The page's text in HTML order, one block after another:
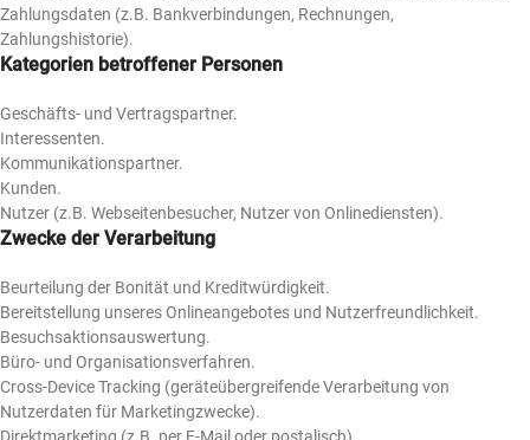
Zahlungsdaten (z.B. Bankverbindungen, Rechnungen,
Zahlungshistorie).
Kategorien betroffener Personen
Geschäfts- und Vertragspartner.
Interessenten.
Kommunikationspartner.
Kunden.
Nutzer (z.B. Webseitenbesucher, Nutzer von Onlinediensten).
Zwecke der Verarbeitung
Beurteilung der Bonität und Kreditwürdigkeit.
Bereitstellung unseres Onlineangebotes und Nutzerfreundlichkeit.
Besuchsaktionsauswertung.
Büro- und Organisationsverfahren.
Cross-Device Tracking (geräteübergreifende Verarbeitung von
Nutzerdaten für Marketingzwecke).
Direktmarketing (z.B. per E-Mail oder postalisch).